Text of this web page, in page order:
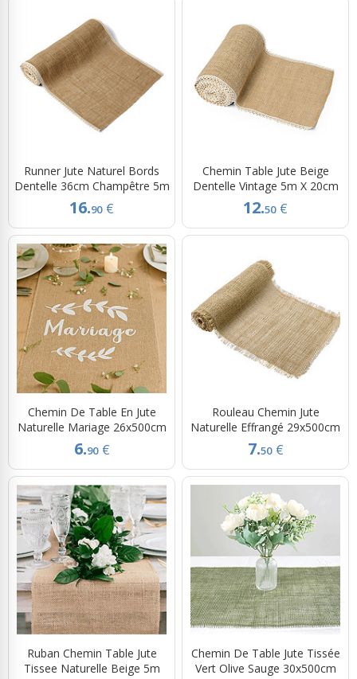
Runner Jute Naturel Bords
Dentelle 36cm Champêtre 5m
16.90 €
Chemin Table Jute Beige
Dentelle Vintage 5m X 20cm
12.50 €
Chemin De Table En Jute
Naturelle Mariage 26x500cm
6.90 €
Rouleau Chemin Jute
Naturelle Effrangé 29x500cm
7.50 €
Ruban Chemin Table Jute
Tissee Naturelle Beige 5m
Chemin De Table Jute Tissée
Vert Olive Sauge 30x500cm